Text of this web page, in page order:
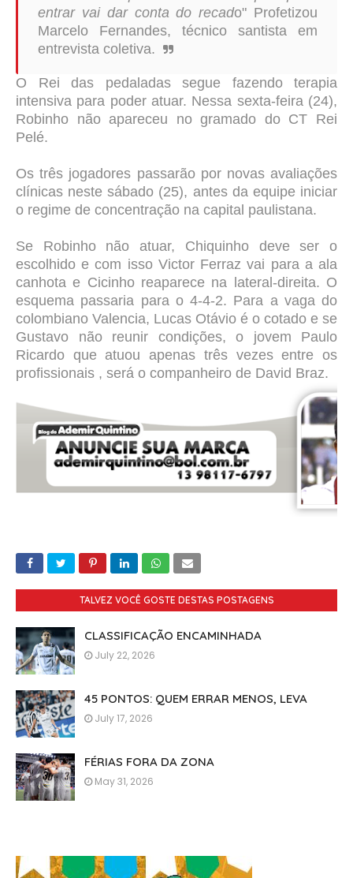
entrar vai dar conta do recado" Profetizou
Marcelo Fernandes, técnico santista em
entrevista coletiva.
O Rei das pedaladas segue fazendo terapia
intensiva para poder atuar. Nessa sexta-feira (24),
Robinho não apareceu no gramado do CT Rei
Pelé.
Os três jogadores passarão por novas avaliações
clínicas neste sábado (25), antes da equipe iniciar
o regime de concentração na capital paulistana.
Se Robinho não atuar, Chiquinho deve ser o
escolhido e com isso Victor Ferraz vai para a ala
canhota e Cicinho reaparece na lateral-direita. O
esquema passaria para o 4-4-2. Para a vaga do
colombiano Valencia, Lucas Otávio é o cotado e se
Gustavo não reunir condições, o jovem Paulo
Ricardo que atuou apenas três vezes entre os
profissionais , será o companheiro de David Braz.
TALVEZ VOCÊ GOSTE DESTAS POSTAGENS
CLASSIFICAÇÃO ENCAMINHADA
July 22, 2026
45 PONTOS: QUEM ERRAR MENOS, LEVA
July 17, 2026
FÉRIAS FORA DA ZONA
May 31, 2026